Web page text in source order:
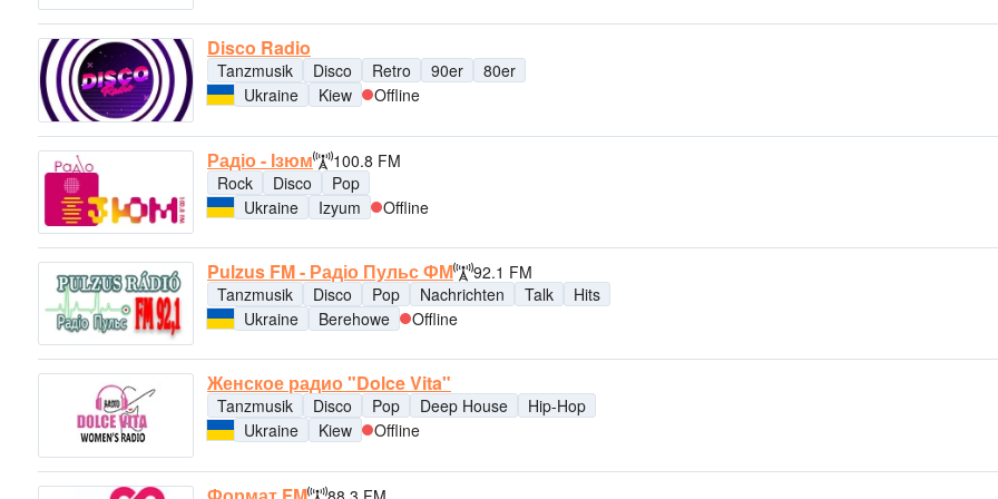
Disco Radio
Tanzmusik Disco Retro 90er
80er
Ukraine
Kiew Offline
Радіо - Ізюм
100.8 FM
Rock
Disco
Pop
Ukraine
Izyum Offline
Pulzus FM - Радіо Пульс ФМ
92.1 FM
Tanzmusik
Disco Pop Nachrichten Talk
Hits
Ukraine
Berehowe Offline
Женское радио "Dolce Vita"
Tanzmusik Disco Pop Deep House
Hip-Hop
Ukraine
Kiew Offline